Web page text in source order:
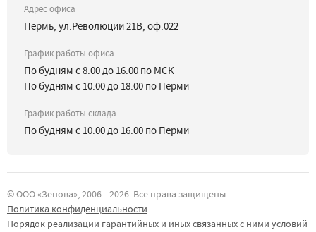
Адрес офиса
Пермь, ул.Революции 21В, оф.022
График работы офиса
По будням с 8.00 до 16.00 по МСК
По будням с 10.00 до 18.00 по Перми
График работы склада
По будням с 10.00 до 16.00 по Перми
©ООО «Зенова», 2006—2026. Все права защищены
Политика конфиденциальности
Порядок реализации гарантийных и иных связанных с ними условий